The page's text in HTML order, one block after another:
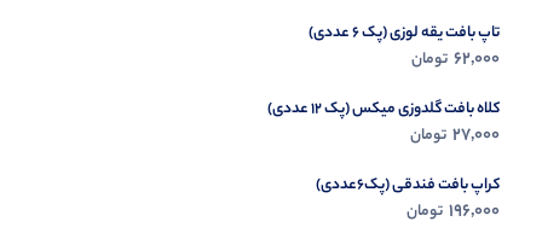
تاپ بافت یقه لوزی (پک 6 عددی)
62,000 تومان
کلاه بافت گلدوزی میکس (پک 12 عددی)
27,000 تومان
کراپ بافت فندقی (پک6عددی)
196,000 تومان